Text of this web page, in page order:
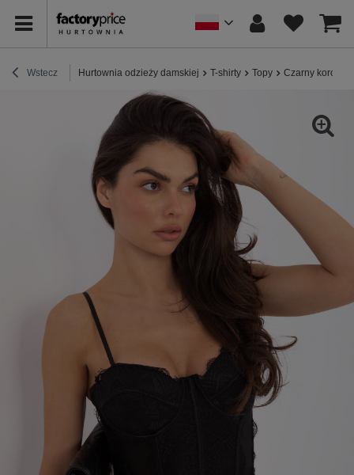
Wstecz Hurtownia odzieży damskiej T-shirty Topy Czarny